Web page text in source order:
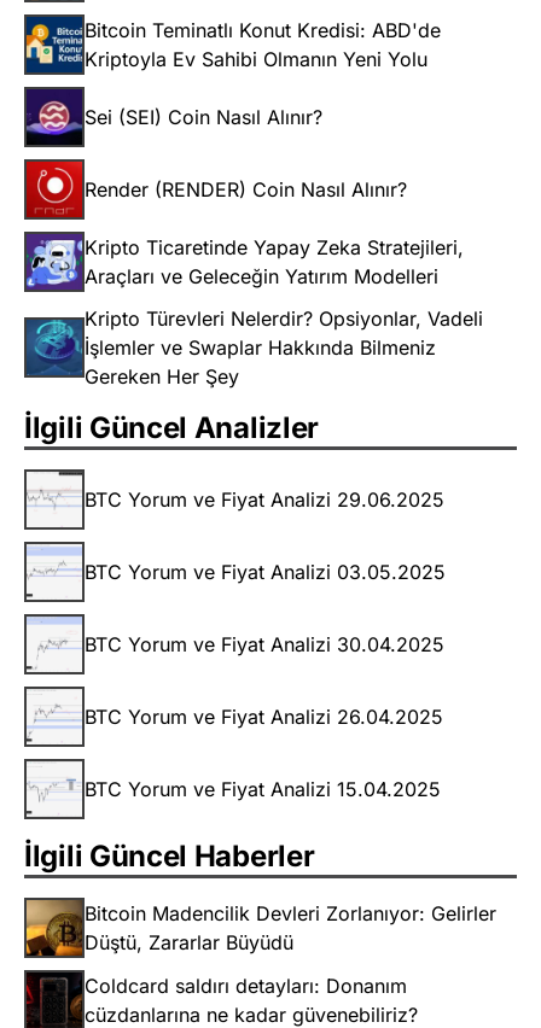
Bitcoin Teminatlı Konut Kredisi: ABD'de
Kriptoyla Ev Sahibi Olmanın Yeni Yolu
Sei (SEI) Coin Nasıl Alınır?
Render (RENDER) Coin Nasıl Alınır?
Kripto Ticaretinde Yapay Zeka Stratejileri,
Araçları ve Geleceğin Yatırım Modelleri
Kripto Türevleri Nelerdir? Opsiyonlar, Vadeli
İşlemler ve Swaplar Hakkında Bilmeniz
Gereken Her Şey
İlgili Güncel Analizler
BTC Yorum ve Fiyat Analizi 29.06.2025
BTC Yorum ve Fiyat Analizi 03.05.2025
BTC Yorum ve Fiyat Analizi 30.04.2025
BTC Yorum ve Fiyat Analizi 26.04.2025
BTC Yorum ve Fiyat Analizi 15.04.2025
İlgili Güncel Haberler
Bitcoin Madencilik Devleri Zorlanıyor: Gelirler
Düştü, Zararlar Büyüdü
Coldcard saldırı detayları: Donanım
cüzdanlarına ne kadar güvenebiliriz?